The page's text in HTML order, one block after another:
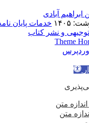
آبادی
۱۴۰۵
خدمات پایان
و نشر کتاب
Theme
وردپرس
متن
متن